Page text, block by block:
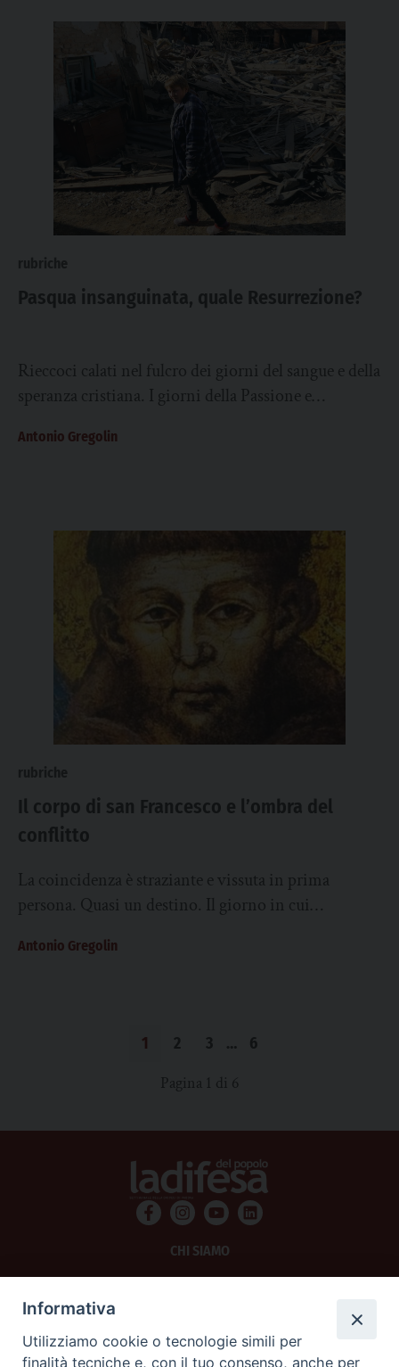
Pasqua insanguinata, quale Resurrezione?
Rieccoci calati nel fulcro dei giorni del sangue e della
speranza cristiana. I giorni della Passione e
Antonio Gregolin
Il corpo di san Francesco e l’ombra del
conflitto
La coincidenza è straziante e vissuta in prima
persona. Quasi un destino. Il giorno in cui
Antonio Gregolin
1 2 3 … 6
Pagina 1 di 6
CHI SIAMO
Informativa
Utilizziamo cookie o tecnologie simili per
finalità tecniche e, con il tuo consenso, anche per